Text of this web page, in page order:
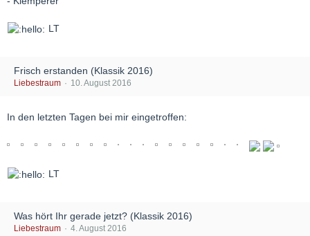
LT
Frisch erstanden (Klassik 2016)
Liebestraum 10. August 2016
In den letzten Tagen bei mir eingetroffen:
LT
Was hört Ihr gerade jetzt? (Klassik 2016)
Liebestraum 4. August 2016